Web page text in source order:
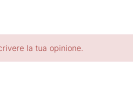
la tua opinione.